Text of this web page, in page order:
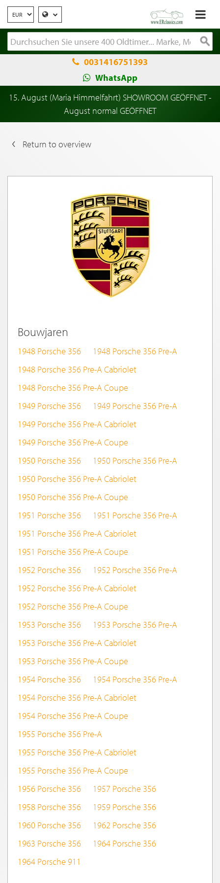
0031416751393
WhatsApp
15. August (Maria Himmelfahrt) SHOWROOM GEÖFFNET -
August normal GEÖFFNET
Return to overview
Bouwjaren
1948 Porsche 356
1948 Porsche 356 Pre-A
1948 Porsche 356 Pre-A Cabriolet
1948 Porsche 356 Pre-A Coupe
1949 Porsche 356
1949 Porsche 356 Pre-A
1949 Porsche 356 Pre-A Cabriolet
1949 Porsche 356 Pre-A Coupe
1950 Porsche 356
1950 Porsche 356 Pre-A
1950 Porsche 356 Pre-A Cabriolet
1950 Porsche 356 Pre-A Coupe
1951 Porsche 356
1951 Porsche 356 Pre-A
1951 Porsche 356 Pre-A Cabriolet
1951 Porsche 356 Pre-A Coupe
1952 Porsche 356
1952 Porsche 356 Pre-A
1952 Porsche 356 Pre-A Cabriolet
1952 Porsche 356 Pre-A Coupe
1953 Porsche 356
1953 Porsche 356 Pre-A
1953 Porsche 356 Pre-A Cabriolet
1953 Porsche 356 Pre-A Coupe
1954 Porsche 356
1954 Porsche 356 Pre-A
1954 Porsche 356 Pre-A Cabriolet
1954 Porsche 356 Pre-A Coupe
1955 Porsche 356 Pre-A
1955 Porsche 356 Pre-A Cabriolet
1955 Porsche 356 Pre-A Coupe
1956 Porsche 356
1957 Porsche 356
1958 Porsche 356
1959 Porsche 356
1960 Porsche 356
1962 Porsche 356
1963 Porsche 356
1964 Porsche 356
1964 Porsche 911